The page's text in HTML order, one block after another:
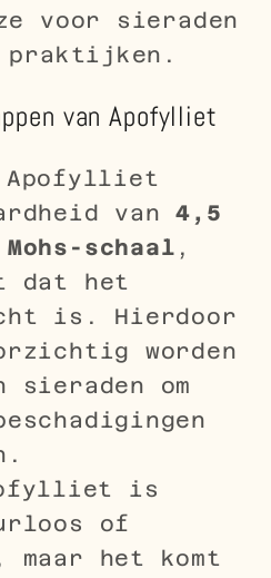
voor sieraden
van Apofylliet
van4,5
schaal ,
dat het
is. Hierdoor
worden
sieraden om
is
of
maar het komt